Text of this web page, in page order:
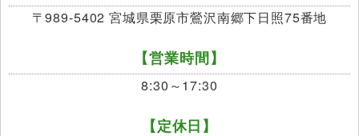
〒989-5402 宮城県栗原市鶯沢南郷下日照75番地
【営業時間】
8:30～17:30
【定休日】